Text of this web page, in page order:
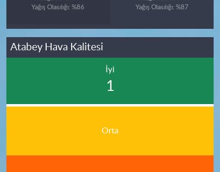
Yağış Olasılığı: %86
Yağış Olasılığı: %87
Atabey Hava Kalitesi
İyi
1
Orta